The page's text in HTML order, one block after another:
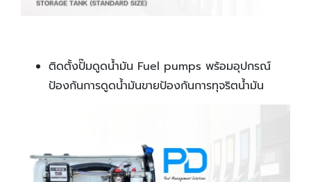
ติดตั้งปั๊มดูดน้ำมัน Fuel pumps พร้อมอุปกรณ์
ป้องกันการดูดน้ำมันขายป้องกันการทุจริตน้ำมัน